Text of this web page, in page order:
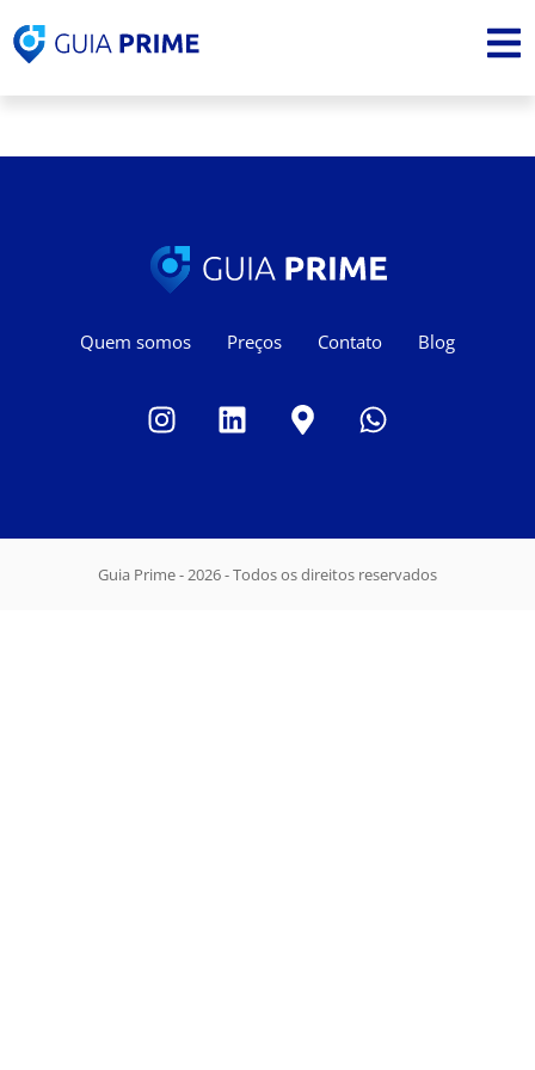
Quem somos Preços Contato Blog
Guia Prime - 2026 - Todos os direitos reservados